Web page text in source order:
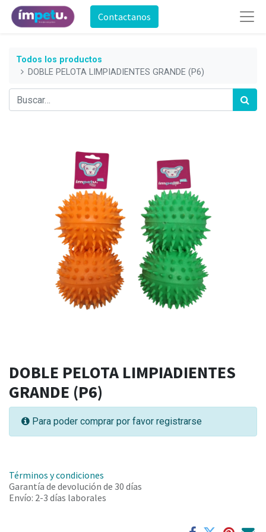
Contactanos
Todos los productos
DOBLE PELOTA LIMPIADIENTES GRANDE (P6)
DOBLE PELOTA LIMPIADIENTES
GRANDE (P6)
Para poder comprar por favor registrarse
Términos y condiciones
Garantía de devolución de 30 días
Envío: 2-3 días laborales